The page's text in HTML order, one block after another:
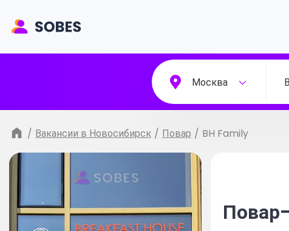
Москва
/ Вакансии в Новосибирск / Повар / BH Family